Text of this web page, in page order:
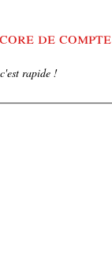
de compte
rapide !